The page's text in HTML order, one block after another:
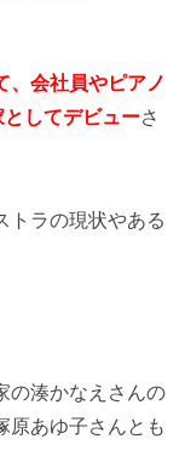
、会社員やピアノ
してデビューさ
トラの現状やある
の湊かなえさんの
原あゆ子さんとも